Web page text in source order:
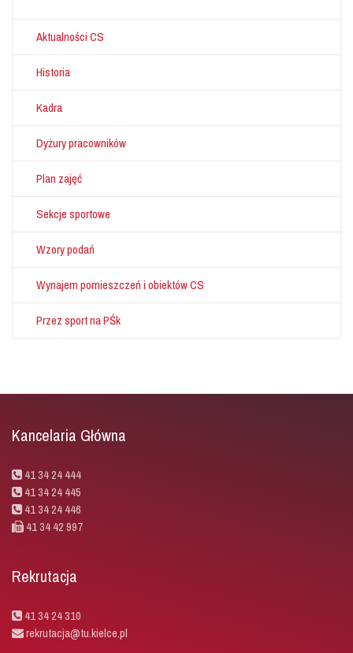
Aktualności CS
Historia
Kadra
Dyżury pracowników
Plan zajęć
Sekcje sportowe
Wzory podań
Wynajem pomieszczeń i obiektów CS
Przez sport na PŚk
Kancelaria Główna
41 34 24 444
41 34 24 445
41 34 24 446
41 34 42 997
Rekrutacja
41 34 24 310
rekrutacja@tu.kielce.pl